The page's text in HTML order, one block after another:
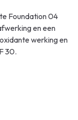
Foundation 04
en een
werking en
30.